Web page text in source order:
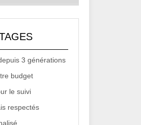
3 générations
budget
le suivi
respectés